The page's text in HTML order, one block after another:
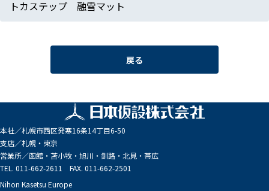
トカステップ 融雪マット
戻る
本社／札幌市西区発寒16条14丁目6-50
支店／札幌・東京
営業所／函館・苫小牧・旭川・釧路・北見・帯広
TEL. 011-662-2611 FAX. 011-662-2501
Nihon Kasetsu Europe